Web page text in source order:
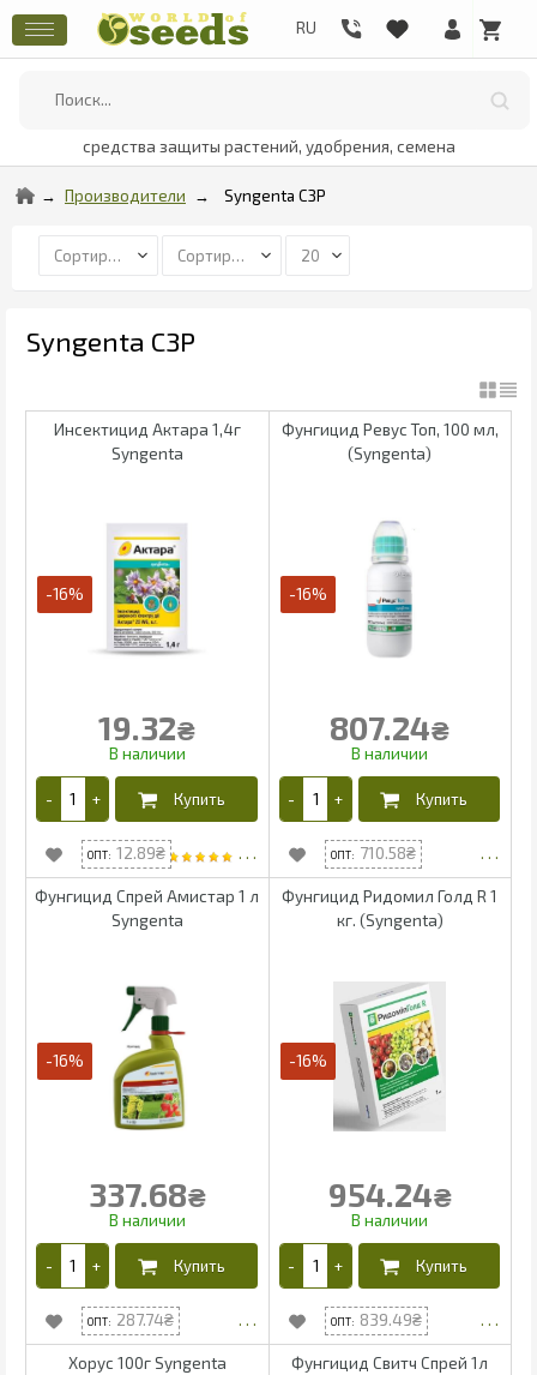
средства защиты растений, удобрения, семена
Производители Syngenta СЗР
Syngenta СЗР
Инсектицид Актара 1,4г
Syngenta
-16%
19.32₴
12.89
Фунгицид Ревус Топ, 100 мл,
(Syngenta)
-16%
807.24₴
710.58
Фунгицид Спрей Амистар 1 л
Syngenta
-16%
337.68₴
287.74
Фунгицид Ридомил Голд R 1
кг. (Syngenta)
-16%
954.24₴
839.49
Хорус 100г Syngenta
Фунгицид Свитч Спрей 1л